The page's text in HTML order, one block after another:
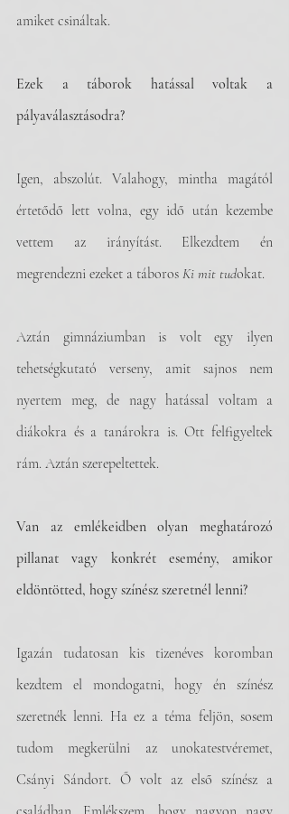
amiket csináltak.
Ezek a táborok hatással voltak a
pályaválasztásodra?
Igen, abszolút. Valahogy, mintha magától
értetődő lett volna, egy idő után kezembe
vettem az irányítást. Elkezdtem én
megrendezni ezeket a táboros Ki mit tudokat.
Aztán gimnáziumban is volt egy ilyen
tehetségkutató verseny, amit sajnos nem
nyertem meg, de nagy hatással voltam a
diákokra és a tanárokra is. Ott felfigyeltek
rám. Aztán szerepeltettek.
Van az emlékeidben olyan meghatározó
pillanat vagy konkrét esemény, amikor
eldöntötted, hogy színész szeretnél lenni?
Igazán tudatosan kis tizenéves koromban
kezdtem el mondogatni, hogy én színész
szeretnék lenni. Ha ez a téma feljön, sosem
tudom megkerülni az unokatestvéremet,
Csányi Sándort. Ő volt az első színész a